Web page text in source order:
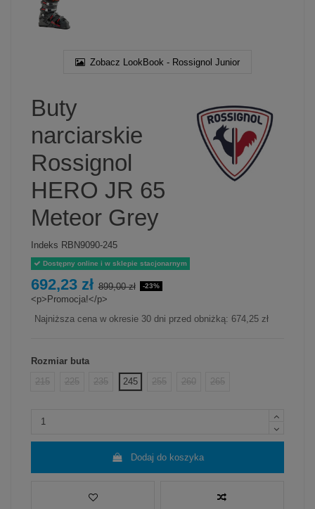
Zobacz LookBook - Rossignol Junior
Buty
narciarskie
Rossignol
HERO JR 65
Meteor Grey
Indeks RBN9090-245
Dostępny online i w sklepie stacjonarnym
692,23 zł 899,00 zł -23%
<p>Promocja!</p>
Najniższa cena w okresie 30 dni przed obniżką: 674,25 zł
Rozmiar buta
215
225 235 245 255 260 265
Dodaj do koszyka